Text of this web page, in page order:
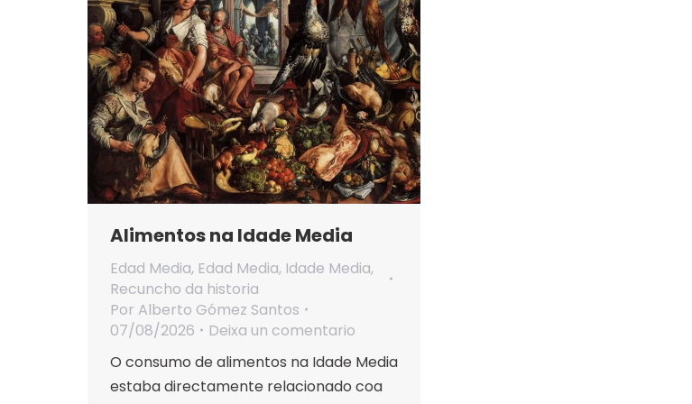
Alimentos na Idade Media
Edad Media, Edad Media, Idade Media,
Recuncho da historia
Por Alberto Gómez Santos
07/08/2026
Deixa un comentario
O consumo de alimentos na Idade Media
estaba directamente relacionado coa